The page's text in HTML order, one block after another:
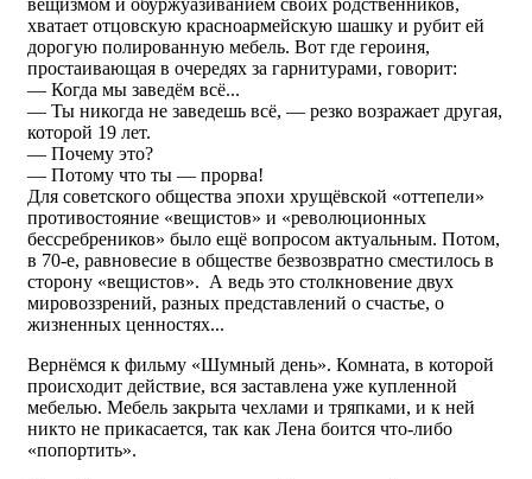
вещизмом и обуржуазиванием своих родственников,
хватает отцовскую красноармейскую шашку и рубит ей
дорогую полированную мебель. Вот где героиня,
простаивающая в очередях за гарнитурами, говорит:
— Когда мы заведём всё...
— Ты никогда не заведешь всё, — резко возражает другая,
которой 19 лет.
— Почему это?
— Потому что ты — прорва!
Для советского общества эпохи хрущёвской «оттепели»
противостояние «вещистов» и «революционных
бессребреников» было ещё вопросом актуальным. Потом,
в 70-е, равновесие в обществе безвозвратно сместилось в
сторону «вещистов». А ведь это столкновение двух
мировоззрений, разных представлений о счастье, о
жизненных ценностях...
Вернёмся к фильму «Шумный день». Комната, в которой
происходит действие, вся заставлена уже купленной
мебелью. Мебель закрыта чехлами и тряпками, и к ней
никто не прикасается, так как Лена боится что-либо
«попортить».